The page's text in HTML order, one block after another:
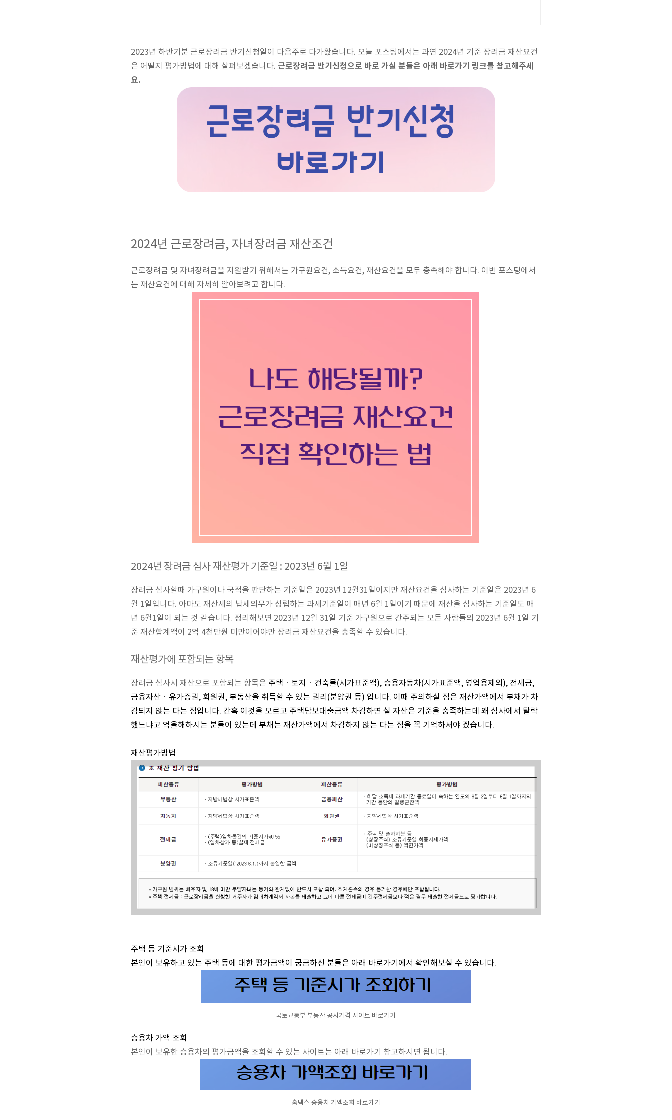
2023년 하반기분 근로장려금 반기신청일이 다음주로 다가왔습니다. 오늘 포스팅에서는 과연 2024년 기준 장려금 재산요건
은 어떨지 평가방법에 대해 살펴보겠습니다. 근로장려금 반기신청으로 바로 가실 분들은 아래 바로가기 링크를 참고해주세
요.
2024년 근로장려금, 자녀장려금 재산조건
근로장려금 및 자녀장려금을 지원받기 위해서는 가구원요건, 소득요건, 재산요건을 모두 충족해야 합니다. 이번 포스팅에서
는 재산요건에 대해 자세히 알아보려고 합니다.
2024년 장려금 심사 재산평가 기준일 : 2023년 6월 1일
장려금 심사할때 가구원이나 국적을 판단하는 기준일은 2023년 12월31일이지만 재산요건을 심사하는 기준일은 2023년 6
월 1일입니다. 아마도 재산세의 납세의무가 성립하는 과세기준일이 매년 6월 1일이기 때문에 재산을 심사하는 기준일도 매
년 6월1일이 되는 것 같습니다. 정리해보면 2023년 12월 31일 기준 가구원으로 간주되는 모든 사람들의 2023년 6월 1일 기
준 재산합계액이 2억 4천만원 미만이어야만 장려금 재산요건을 충족할 수 있습니다.
재산평가에 포함되는 항목
장려금 심사시 재산으로 포함되는 항목은 주택ㆍ토지ㆍ건축물(시가표준액), 승용자동차(시가표준액, 영업용제외), 전세금,
금융자산ㆍ유가증권, 회원권, 부동산을 취득할 수 있는 권리(분양권 등) 입니다. 이때 주의하실 점은 재산가액에서 부채가 차
감되지 않는 다는 점입니다. 간혹 이것을 모르고 주택담보대출금액 차감하면 실 자산은 기준을 충족하는데 왜 심사에서 탈락
했느냐고 억울해하시는 분들이 있는데 부채는 재산가액에서 차감하지 않는 다는 점을 꼭 기억하셔야 겠습니다.
재산평가방법
주택 등 기준시가 조회
본인이 보유하고 있는 주택 등에 대한 평가금액이 궁금하신 분들은 아래 바로가기에서 확인해보실 수 있습니다.
국토교통부 부동산 공시가격 사이트 바로가기
승용차 가액 조회
본인이 보유한 승용차의 평가금액을 조회할 수 있는 사이트는 아래 바로가기 참고하시면 됩니다.
홈택스 승용차 가액조회 바로가기